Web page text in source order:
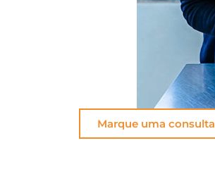
Marque uma consulta